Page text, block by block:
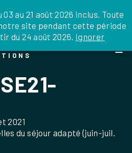
au 21 août 2026 inclus. Toute
site pendant cette période
du 24 août 2026. Ignorer
SOUTENIR
LA FRANCE
L’INTERNATIONAL
TANT QU’ORGANISATION
LIBÉRALITÉS
0 ARTICLE
2021
du séjour adapté (juin-juil.